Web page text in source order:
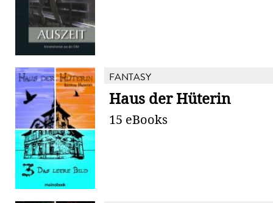
FANTASY
Haus der Hüterin
15 eBooks